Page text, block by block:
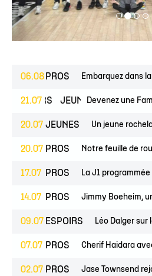
06.08 PROS Embarquez dans
21.07
ESPOIRS JEUNES Devenez une
20.07 JEUNES Un jeune
20.07 PROS Notre feuille de
17.07 PROS La J1 programmée
14.07 PROS Jimmy Boeheim,
09.07 ESPOIRS Léo Dalger sur
07.07 PROS Cherif Haidara
02.07 PROS Jase Townsend